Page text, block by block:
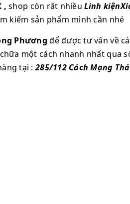
, shop còn rất nhiềuLinh
kiếm sản phẩm mình cần nhé
Phương để được tư vấn về
một cách nhanh nhất qua
tại :285/112 Cách Mạng